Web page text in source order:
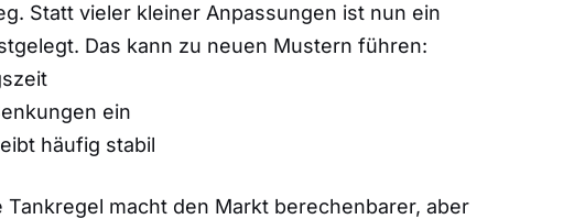
Statt vieler kleiner Anpassungen ist nun ein
Das kann zu neuen Mustern führen:
ein
häufig stabil
macht den Markt berechenbarer, aber